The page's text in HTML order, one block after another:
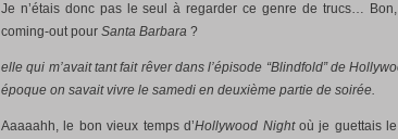
Je n’étais donc pas le seul à regarder ce genre de trucs…
coming-out pour Santa Barbara ?
elle qui m’avait tant fait rêver dans l’épisode “Blindfold” de
époque on savait vivre le samedi en deuxième partie de soirée.
Aaaaahh, le bon vieux temps d’Hollywood Nightoù je guettais